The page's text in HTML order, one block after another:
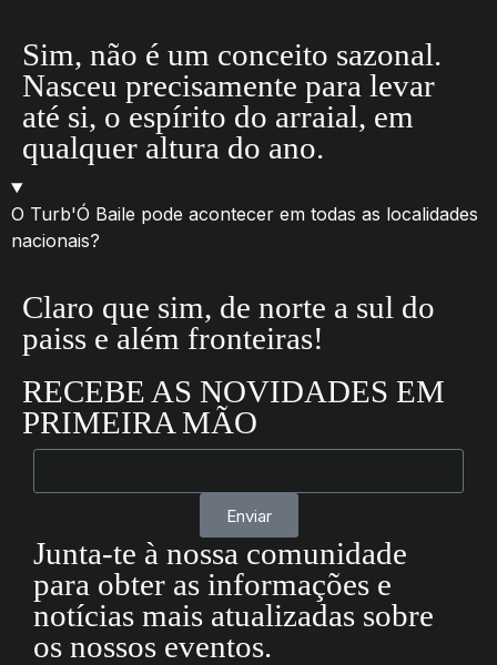
Sim, não é um conceito sazonal.
Nasceu precisamente para levar
até si, o espírito do arraial, em
qualquer altura do ano.
O Turb'Ó Baile pode acontecer em todas as localidades
nacionais?
Claro que sim, de norte a sul do
paiss e além fronteiras!
RECEBE AS NOVIDADES EM
PRIMEIRA MÃO
Enviar
Junta-te à nossa comunidade
para obter as informações e
notícias mais atualizadas sobre
os nossos eventos.